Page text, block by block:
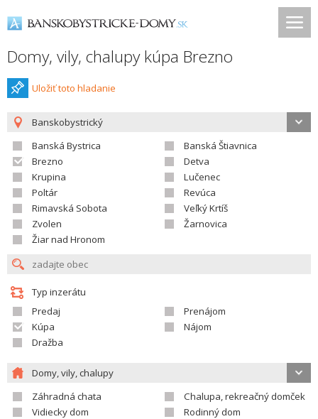
Domy, vily, chalupy kúpa Brezno
Uložiť toto hladanie
Banskobystrický
Banská Bystrica
Banská Štiavnica
Brezno
Detva
Krupina
Lučenec
Poltár
Revúca
Rimavská Sobota
Veľký Krtíš
Zvolen
Žarnovica
Žiar nad Hronom
Typ inzerátu
Predaj
Prenájom
Kúpa
Nájom
Dražba
Domy, vily, chalupy
Záhradná chata
Chalupa, rekreačný domček
Vidiecky dom
Rodinný dom